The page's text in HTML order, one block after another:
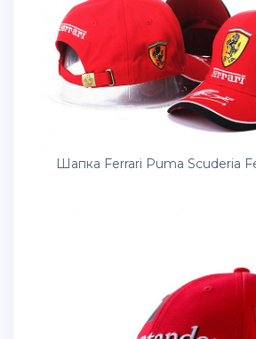
Шапка Ferrari Puma Scuderia